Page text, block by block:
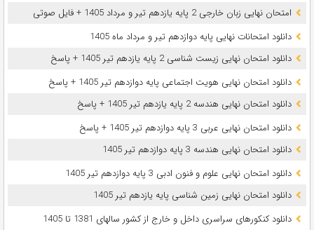
امتحان نهایی زبان خارجی 2 پایه یازدهم تیر و مرداد 1405 + فایل صوتی
دانلود امتحانات نهایی پایه دوازدهم تیر و مرداد ماه 1405
دانلود امتحان نهایی زیست شناسی 2 پایه یازدهم تیر 1405 + پاسخ
دانلود امتحان نهایی هویت اجتماعی پایه دوازدهم تیر 1405 + پاسخ
دانلود امتحان نهایی هندسه 2 پایه یازدهم تیر 1405 + پاسخ
دانلود امتحان نهایی عربی 3 پایه دوازدهم تیر 1405 + پاسخ
دانلود امتحان نهایی هندسه 3 پایه دوازدهم تیر 1405
دانلود امتحان نهایی علوم و فنون ادبی 3 پایه دوازدهم تیر 1405
دانلود امتحان نهایی زمین شناسی پایه یازدهم تیر 1405
دانلود کنکورهای سراسری داخل و خارج از کشور سالهای 1381 تا 1405